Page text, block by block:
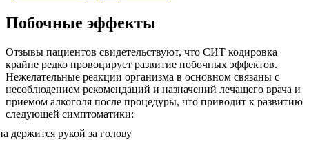
Побочные эффекты
Отзывы пациентов свидетельствуют, что СИТ кодировка
крайне редко провоцирует развитие побочных эффектов.
Нежелательные реакции организма в основном связаны с
несоблюдением рекомендаций и назначений лечащего врача и
приемом алкоголя после процедуры, что приводит к развитию
следующей симптоматики: